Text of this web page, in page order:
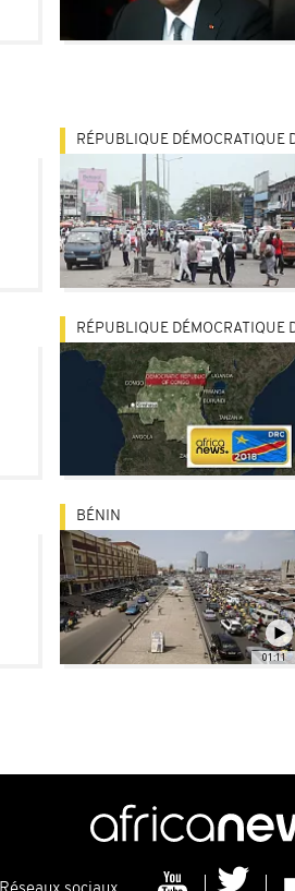
RÉPUBLIQUE DÉMOCRATIQUE
RÉPUBLIQUE DÉMOCRATIQUE
01:11
BÉNIN